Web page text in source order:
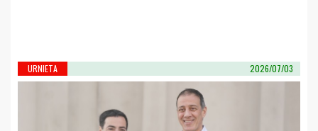
URNIETA 2026/07/03